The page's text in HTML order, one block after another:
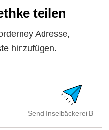
teilen
Adresse,
hinzufügen.
Send Inselbäckerei